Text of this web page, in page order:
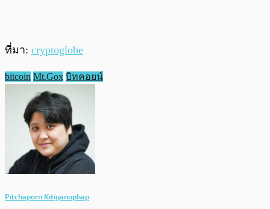
ที่มา: cryptoglobe
bitcoin Mt.Gox บิทคอยน์
Pitchaporn Kitiyanuphap